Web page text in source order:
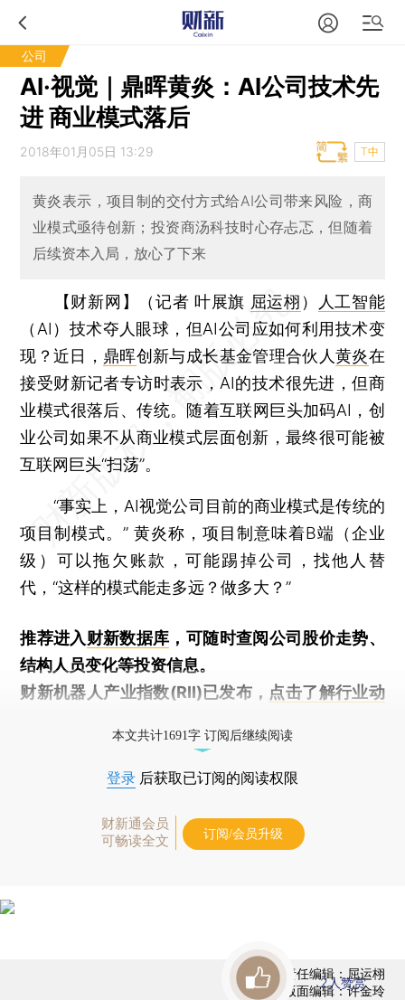
公司
AI·视觉｜鼎晖黄炎：AI公司技术先
进 商业模式落后
2018年01月05日 13:29 T中
黄炎表示，项目制的交付方式给AI公司带来风险，商
业模式亟待创新；投资商汤科技时心存忐忑，但随着
后续资本入局，放心了下来
【财新网】（记者 叶展旗 屈运栩 ）
人工智能
（AI）技术夺人眼球，但AI公司应如何利用技术变
现？近日， 鼎晖创新与成长基金管理合伙人黄炎在
接受财新记者专访时表示，AI的技术很先进，但商
业模式很落后、传统。随着互联网巨头加码AI，创
业公司如果不从商业模式层面创新，最终很可能被
互联网巨头“扫荡”。
“事实上，AI视觉公司目前的商业模式是传统的
项目制模式。” 黄炎称，项目制意味着B端（企业
级）可以拖欠账款，可能踢掉公司，找他人替
代，“这样的模式能走多远？做多大？”
推荐进入财新数据库 ，可随时查阅公司股价走势、
结构人员变化等投资信息。
财新机器人产业指数(RII)已发布， 点击了解行业动
本文共计1691字 订阅后继续阅读
登录 后获取已订阅的阅读权限
财新通会员
可畅读全文
订阅/会员升级
责任编辑：屈运栩
版面编辑：许金玲
2人赞赏